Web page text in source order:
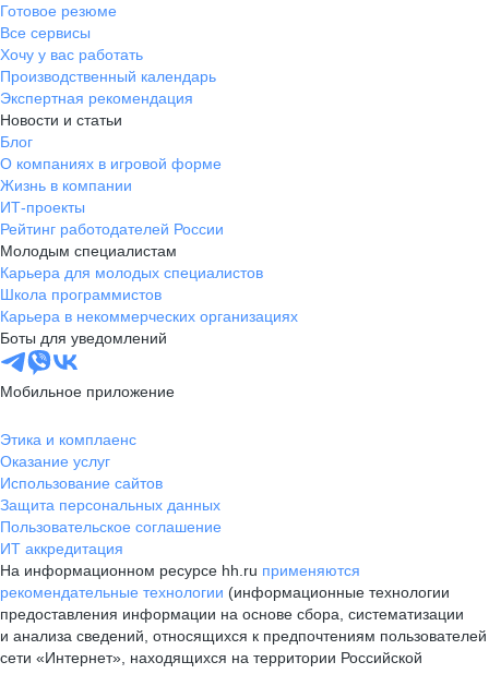
Готовое резюме
Все сервисы
Хочу у вас работать
Производственный календарь
Экспертная рекомендация
Новости и статьи
Блог
О компаниях в игровой форме
Жизнь в компании
ИТ-проекты
Рейтинг работодателей России
Молодым специалистам
Карьера для молодых специалистов
Школа программистов
Карьера в некоммерческих организациях
Боты для уведомлений
Мобильное приложение
Этика и комплаенс
Оказание услуг
Использование сайтов
Защита персональных данных
Пользовательское соглашение
ИТ аккредитация
На информационном ресурсе hh.ru применяются
рекомендательные технологии (информационные технологии
предоставления информации на основе сбора, систематизации
и анализа сведений, относящихся к предпочтениям пользователей
сети «Интернет», находящихся на территории Российской